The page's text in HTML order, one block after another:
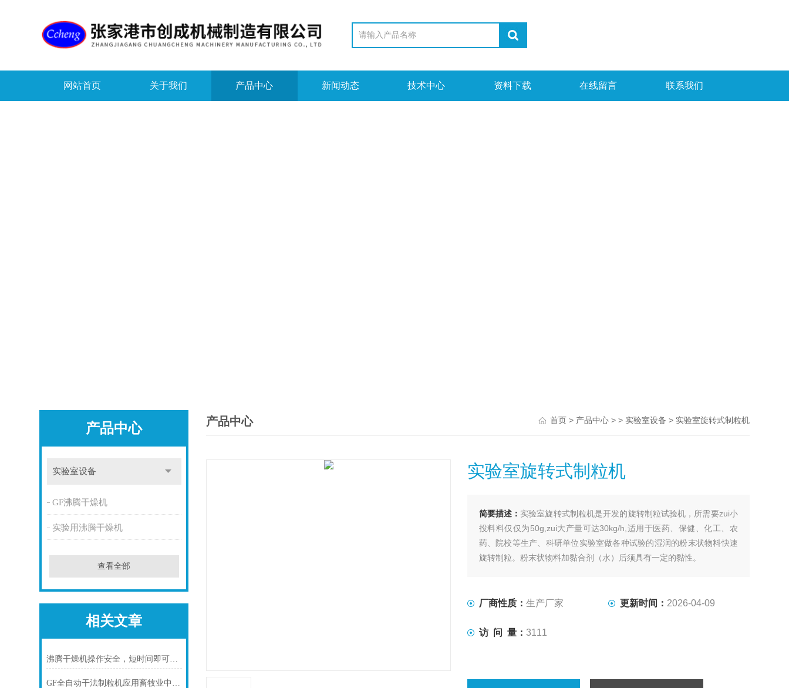
网站首页 关于我们 产品中心 新闻动态 技术中心 资料下载 在线留言 联系我们
产品中心
实验室设备
GF沸腾干燥机
实验用沸腾干燥机
查看全部
相关文章
沸腾干燥机操作安全，短时间即可完成烘干
GF全自动干法制粒机应用畜牧业中饲料生产有什么优势
产品中心 首页> 产品中心> > 实验室设备 > 实验室旋转式制粒机
实验室旋转式制粒机
简要描述： 实验室旋转式制粒机是开发的旋转制粒试验机，所需要zui小
投料料仅仅为50g,zui大产量可达30kg/h,适用于医药、保健、化工、农
药、院校等生产、科研单位实验室做各种试验的湿润的粉末状物料快速
旋转制粒。粉末状物料加黏合剂（水）后须具有一定的黏性。
厂商性质： 生产厂家 更新时间： 2026-04-09
访 问 量： 3111